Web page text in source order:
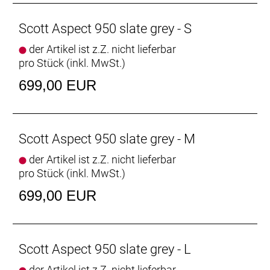
Pedale: Feimin FP-873-ZU
Empfehlung Maximalgröße: 190 cm
Scott Aspect 950 slate grey - S
der Artikel ist z.Z. nicht lieferbar
pro Stück (inkl. MwSt.)
699,00 EUR
Scott Aspect 950 slate grey - M
der Artikel ist z.Z. nicht lieferbar
pro Stück (inkl. MwSt.)
699,00 EUR
Scott Aspect 950 slate grey - L